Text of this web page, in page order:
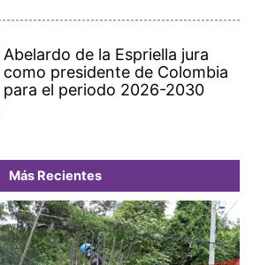
Abelardo de la Espriella jura
como presidente de Colombia
para el periodo 2026-2030
Más Recientes